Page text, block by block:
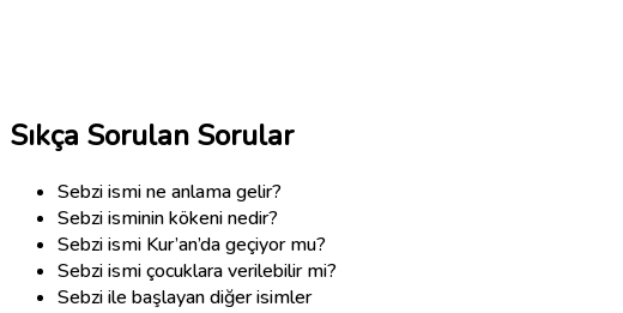
Sıkça Sorulan Sorular
Sebzi ismi ne anlama gelir?
Sebzi isminin kökeni nedir?
Sebzi ismi Kur’an’da geçiyor mu?
Sebzi ismi çocuklara verilebilir mi?
Sebzi ile başlayan diğer isimler